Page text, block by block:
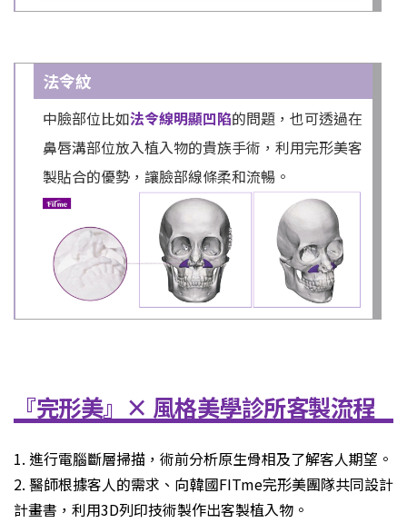
法令紋
中臉部位比如法令線明顯凹陷的問題，也可透過在
鼻唇溝部位放入植入物的貴族手術，利用完形美客
製貼合的優勢，讓臉部線條柔和流暢。
『完形美』× 風格美學診所客製流程
1. 進行電腦斷層掃描，術前分析原生骨相及了解客人期望。
2. 醫師根據客人的需求、向韓國FITme完形美團隊共同設計
計畫書，利用3D列印技術製作出客製植入物。